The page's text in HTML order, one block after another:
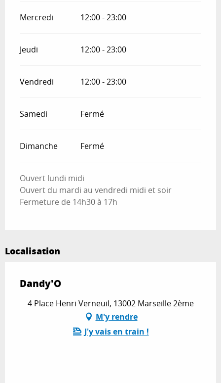
Mercredi 12:00 - 23:00
Jeudi 12:00 - 23:00
Vendredi 12:00 - 23:00
Samedi Fermé
Dimanche Fermé
Ouvert lundi midi
Ouvert du mardi au vendredi midi et soir
Fermeture de 14h30 à 17h
Localisation
Dandy'O
4 Place Henri Verneuil, 13002 Marseille 2ème
M'y rendre
J'y vais en train !